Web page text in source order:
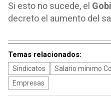
Si esto no sucede, el
decreto el aumento del
Temas relacionados:
Sindicatos Salario mínimo
Empresas